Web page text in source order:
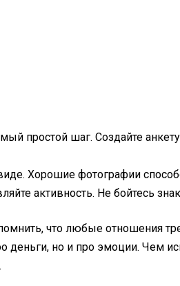
простой шаг. Создайте
Хорошие фотографии
активность. Не бойтесь
что любые отношения
деньги, но и про эмоции. Чем